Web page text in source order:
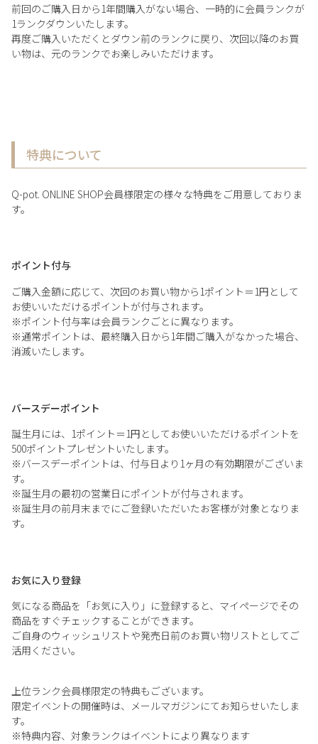
前回のご購入日から1年間購入がない場合、一時的に会員ランクが
1ランクダウンいたします。
再度ご購入いただくとダウン前のランクに戻り、次回以降のお買
い物は、元のランクでお楽しみいただけます。
特典について
Q-pot. ONLINE SHOP会員様限定の様々な特典をご用意しておりま
す。
ポイント付与
ご購入金額に応じて、次回のお買い物から1ポイント＝1円として
お使いいただけるポイントが付与されます。
※ポイント付与率は会員ランクごとに異なります。
※通常ポイントは、最終購入日から1年間ご購入がなかった場合、
消滅いたします。
バースデーポイント
誕生月には、1ポイント＝1円としてお使いいただけるポイントを
500ポイントプレゼントいたします。
※バースデーポイントは、付与日より1ヶ月の有効期限がございま
す。
※誕生月の最初の営業日にポイントが付与されます。
※誕生月の前月末までにご登録いただいたお客様が対象となりま
す。
お気に入り登録
気になる商品を「お気に入り」に登録すると、マイページでその
商品をすぐチェックすることができます。
ご自身のウィッシュリストや発売日前のお買い物リストとしてご
活用ください。
上位ランク会員様限定の特典もございます。
限定イベントの開催時は、メールマガジンにてお知らせいたしま
す。
※特典内容、対象ランクはイベントにより異なります